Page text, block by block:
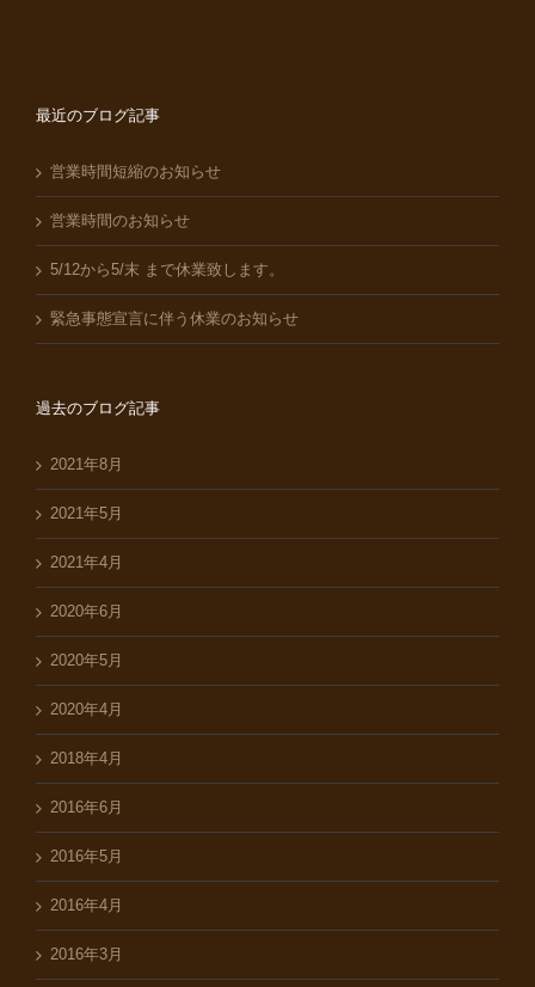
最近のブログ記事
営業時間短縮のお知らせ
営業時間のお知らせ
5/12から5/末 まで休業致します。
緊急事態宣言に伴う休業のお知らせ
過去のブログ記事
2021年8月
2021年5月
2021年4月
2020年6月
2020年5月
2020年4月
2018年4月
2016年6月
2016年5月
2016年4月
2016年3月